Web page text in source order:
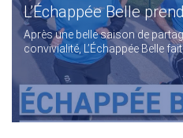
L’Échappée Belle
Après une belle saison de
convivialité, L’Échappée Belle